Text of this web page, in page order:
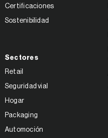
Certificaciones
Sostenibilidad
Sectores
Retail
Seguridad vial
Hogar
Packaging
Automoción